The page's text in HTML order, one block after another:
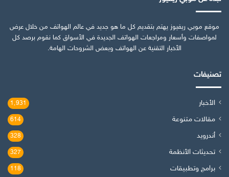
موقع موبي ريفيوز يهتم بتقديم كل ما هو جديد في عالم الهواتف من خلال عرض
لمواصفات وأسعار ومراجعات الهواتف الجديدة في الأسواق كما نقوم برصد كل
الأخبار التقنية عن الهواتف وبعض الشروحات الهامة.
تصنيفات
الأخبار 1٬931
مقالات متنوعة 614
أندرويد 328
تحديثات الأنظمة 327
برامج وتطبيقات 118